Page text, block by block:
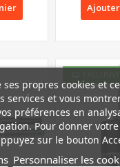
ses propres cookies et
services et vous
préférences en
Pour donner
sur le bouton
Personnaliser les